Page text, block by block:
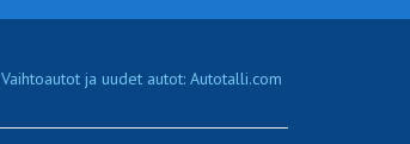
Vaihtoautot ja uudet autot: Autotalli.com